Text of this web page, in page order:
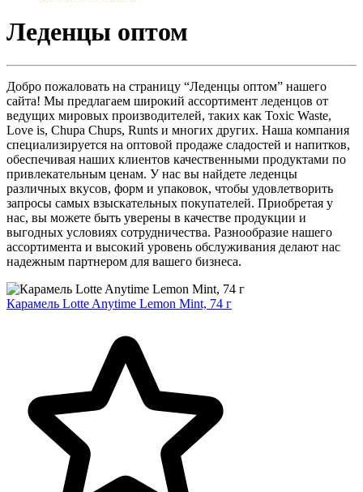
Леденцы оптом
Добро пожаловать на страницу “Леденцы оптом” нашего
сайта! Мы предлагаем широкий ассортимент леденцов от
ведущих мировых производителей, таких как Toxic Waste,
Love is, Chupa Chups, Runts и многих других. Наша компания
специализируется на оптовой продаже сладостей и напитков,
обеспечивая наших клиентов качественными продуктами по
привлекательным ценам. У нас вы найдете леденцы
различных вкусов, форм и упаковок, чтобы удовлетворить
запросы самых взыскательных покупателей. Приобретая у
нас, вы можете быть уверены в качестве продукции и
выгодных условиях сотрудничества. Разнообразие нашего
ассортимента и высокий уровень обслуживания делают нас
надежным партнером для вашего бизнеса.
Карамель Lotte Anytime Lemon Mint, 74 г